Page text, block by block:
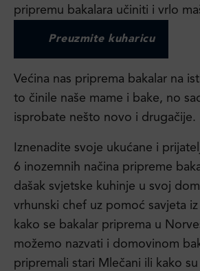
pripremu bakalara učiniti i vrlo
Preuzmite kuharicu
Većina nas priprema bakalar na
to činile naše mame i bake, no
isprobate nešto novo i drugačije.
Iznenadite svoje ukućane i
6 inozemnih načina pripreme
dašak svjetske kuhinje u svoj
vrhunski chef uz pomoć savjeta iz
kako se bakalar priprema u
možemo nazvati i domovinom
pripremali stari Mlečani ili kako